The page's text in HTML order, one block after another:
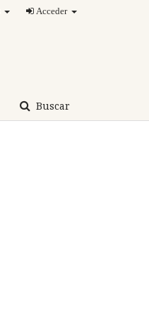
Buscar
Acceder